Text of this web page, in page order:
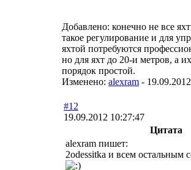
Добавлено: конечно не все
такое регулирование и для
яхтой потребуются
но для яхт до 20-и метров, а
порядок простой.
Изменено: alexram -
#12
19.09.2012 10:27:47
Цитата
alexram пишет:
2odessitka и всем остальным